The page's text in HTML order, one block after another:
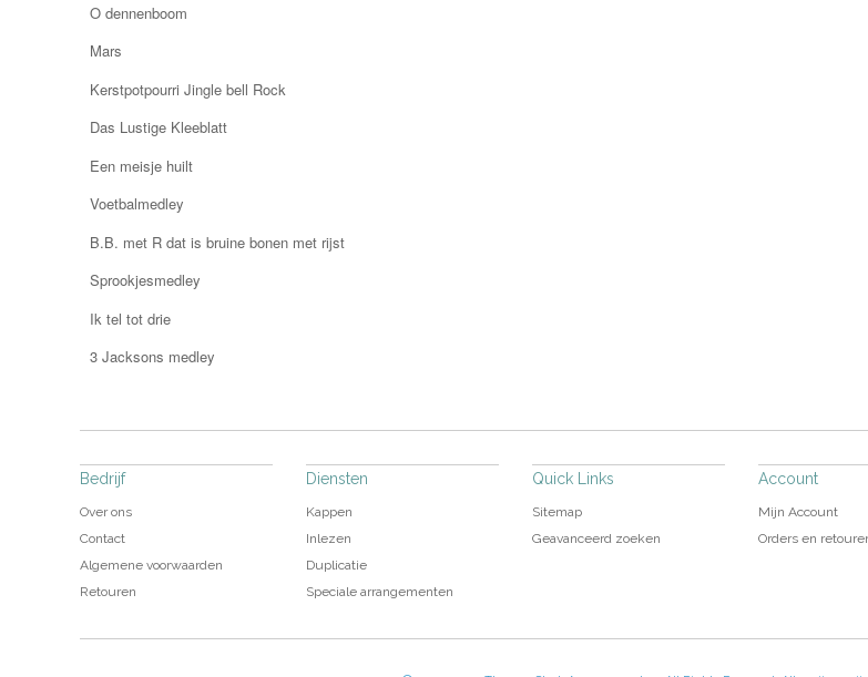
O dennenboom
Mars
Kerstpotpourri Jingle bell Rock
Das Lustige Kleeblatt
Een meisje huilt
Voetbalmedley
B.B. met R dat is bruine bonen met rijst
Sprookjesmedley
Ik tel tot drie
3 Jacksons medley
Bedrijf
Over ons
Contact
Algemene voorwaarden
Retouren
Diensten
Kappen
Inlezen
Duplicatie
Speciale arrangementen
Quick Links
Sitemap
Geavanceerd zoeken
Account
Mijn Account
Orders en